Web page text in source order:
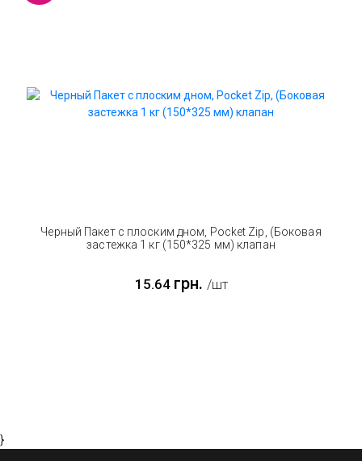
Черный Пакет с плоским дном, Pocket Zip, (Боковая
застежка 1 кг (150*325 мм) клапан
15.64 грн. /шт
}